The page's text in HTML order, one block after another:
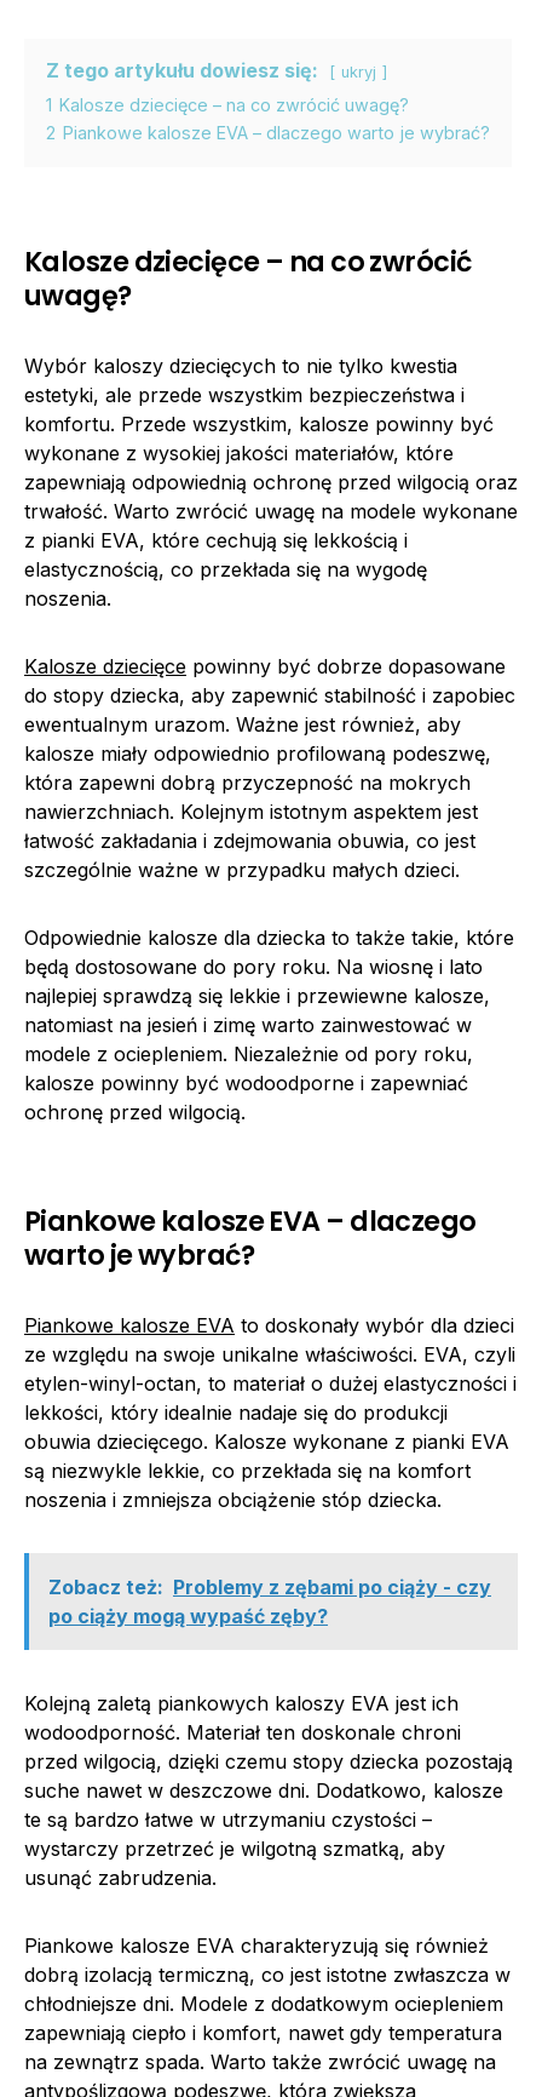
Z tego artykułu dowiesz się: ukryj
1 Kalosze dziecięce – na co zwrócić uwagę?
2 Piankowe kalosze EVA – dlaczego warto je wybrać?
Kalosze dziecięce – na co zwrócić
uwagę?
Wybór kaloszy dziecięcych to nie tylko kwestia
estetyki, ale przede wszystkim bezpieczeństwa i
komfortu. Przede wszystkim, kalosze powinny być
wykonane z wysokiej jakości materiałów, które
zapewniają odpowiednią ochronę przed wilgocią oraz
trwałość. Warto zwrócić uwagę na modele wykonane
z pianki EVA, które cechują się lekkością i
elastycznością, co przekłada się na wygodę
noszenia.
Kalosze dziecięce powinny być dobrze dopasowane
do stopy dziecka, aby zapewnić stabilność i zapobiec
ewentualnym urazom. Ważne jest również, aby
kalosze miały odpowiednio profilowaną podeszwę,
która zapewni dobrą przyczepność na mokrych
nawierzchniach. Kolejnym istotnym aspektem jest
łatwość zakładania i zdejmowania obuwia, co jest
szczególnie ważne w przypadku małych dzieci.
Odpowiednie kalosze dla dziecka to także takie, które
będą dostosowane do pory roku. Na wiosnę i lato
najlepiej sprawdzą się lekkie i przewiewne kalosze,
natomiast na jesień i zimę warto zainwestować w
modele z ociepleniem. Niezależnie od pory roku,
kalosze powinny być wodoodporne i zapewniać
ochronę przed wilgocią.
Piankowe kalosze EVA – dlaczego
warto je wybrać?
Piankowe kalosze EVA to doskonały wybór dla dzieci
ze względu na swoje unikalne właściwości. EVA, czyli
etylen-winyl-octan, to materiał o dużej elastyczności i
lekkości, który idealnie nadaje się do produkcji
obuwia dziecięcego. Kalosze wykonane z pianki EVA
są niezwykle lekkie, co przekłada się na komfort
noszenia i zmniejsza obciążenie stóp dziecka.
Zobacz też: Problemy z zębami po ciąży - czy
po ciąży mogą wypaść zęby?
Kolejną zaletą piankowych kaloszy EVA jest ich
wodoodporność. Materiał ten doskonale chroni
przed wilgocią, dzięki czemu stopy dziecka pozostają
suche nawet w deszczowe dni. Dodatkowo, kalosze
te są bardzo łatwe w utrzymaniu czystości –
wystarczy przetrzeć je wilgotną szmatką, aby
usunąć zabrudzenia.
Piankowe kalosze EVA charakteryzują się również
dobrą izolacją termiczną, co jest istotne zwłaszcza w
chłodniejsze dni. Modele z dodatkowym ociepleniem
zapewniają ciepło i komfort, nawet gdy temperatura
na zewnątrz spada. Warto także zwrócić uwagę na
antypoślizgową podeszwę, która zwiększa